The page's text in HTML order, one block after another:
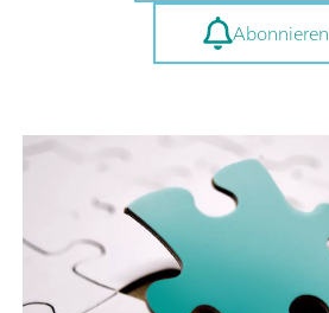
Abonnieren